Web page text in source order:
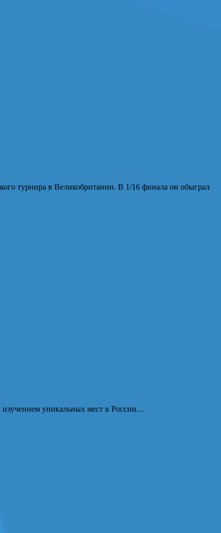
турнира в Великобритании. В 1/16 финала он обыграл
изучением уникальных мест в России…